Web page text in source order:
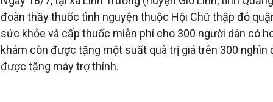
đoàn thầy thuốc tình nguyện thuộc Hội Chữ thập đỏ
sức khỏe và cấp thuốc miễn phí cho 300 người dân có
khám còn được tặng một suất quà trị giá trên 300
được tặng máy trợ thính.